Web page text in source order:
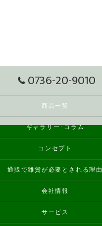
0736-20-9010
商品一覧
ギャラリー･コラム
コンセプト
通販で雑貨が必要とされる理由
会社情報
サービス